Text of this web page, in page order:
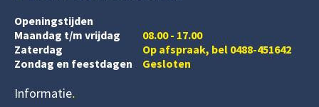
Openingstijden
Maandag t/m vrijdag
08.00 - 17.00
Zaterdag
Op afspraak, bel 0488-451642
Zondag en feestdagen
Gesloten
Informatie